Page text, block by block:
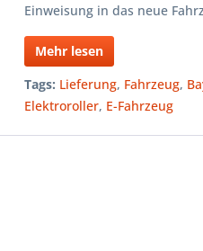
Einweisung in das neue
Mehr lesen
Tags: Lieferung, Fahrzeug,
Elektroroller, E-Fahrzeug